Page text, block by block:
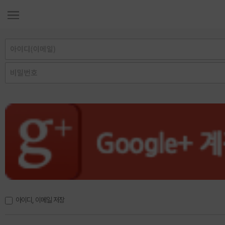
아이디, 이메일 저장